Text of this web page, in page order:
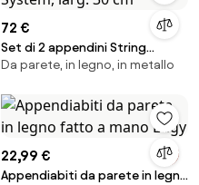
72 €
Set di 2 appendini String
System, larg. 30 cm
Da parete, in legno, in metallo
22,99 €
Appendiabiti da parete in legno